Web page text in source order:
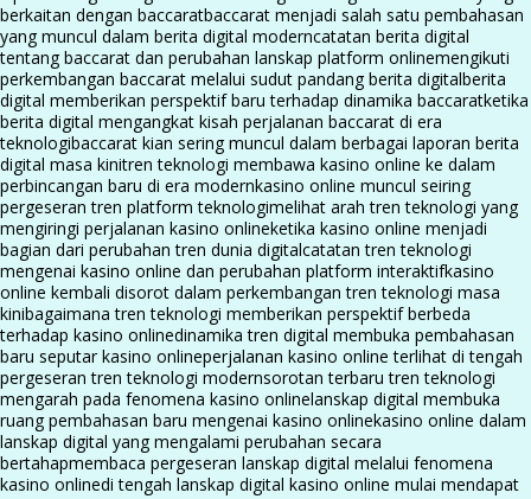
berkaitan dengan baccaratbaccarat menjadi salah satu pembahasan
yang muncul dalam berita digital moderncatatan berita digital
tentang baccarat dan perubahan lanskap platform onlinemengikuti
perkembangan baccarat melalui sudut pandang berita digitalberita
digital memberikan perspektif baru terhadap dinamika baccaratketika
berita digital mengangkat kisah perjalanan baccarat di era
teknologibaccarat kian sering muncul dalam berbagai laporan berita
digital masa kinitren teknologi membawa kasino online ke dalam
perbincangan baru di era modernkasino online muncul seiring
pergeseran tren platform teknologimelihat arah tren teknologi yang
mengiringi perjalanan kasino onlineketika kasino online menjadi
bagian dari perubahan tren dunia digitalcatatan tren teknologi
mengenai kasino online dan perubahan platform interaktifkasino
online kembali disorot dalam perkembangan tren teknologi masa
kinibagaimana tren teknologi memberikan perspektif berbeda
terhadap kasino onlinedinamika tren digital membuka pembahasan
baru seputar kasino onlineperjalanan kasino online terlihat di tengah
pergeseran tren teknologi modernsorotan terbaru tren teknologi
mengarah pada fenomena kasino onlinelanskap digital membuka
ruang pembahasan baru mengenai kasino onlinekasino online dalam
lanskap digital yang mengalami perubahan secara
bertahapmembaca pergeseran lanskap digital melalui fenomena
kasino onlinedi tengah lanskap digital kasino online mulai mendapat